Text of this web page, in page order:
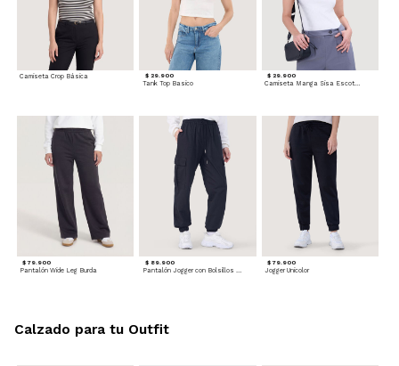
Camiseta Crop Básica $ 29.900
Tank Top Basico
$ 29.900
Camiseta Manga Sisa Escotada
$ 79.900
Pantalón Wide Leg Burda
$ 89.900
Pantalón Jogger con Bolsillos Cargo
$ 79.900
Jogger Unicolor
Calzado para tu Outfit